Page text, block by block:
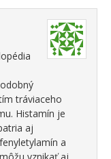
tráviaceho
Histamín je
aj
a
vznikať aj